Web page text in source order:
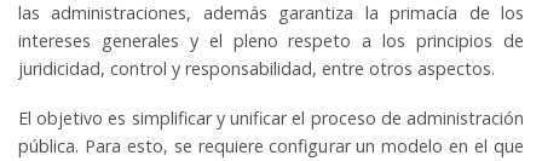
las administraciones, además garantiza la primacía de los
intereses generales y el pleno respeto a los principios de
juridicidad, control y responsabilidad, entre otros aspectos.
El objetivo es simplificar y unificar el proceso de administración
pública. Para esto, se requiere configurar un modelo en el que